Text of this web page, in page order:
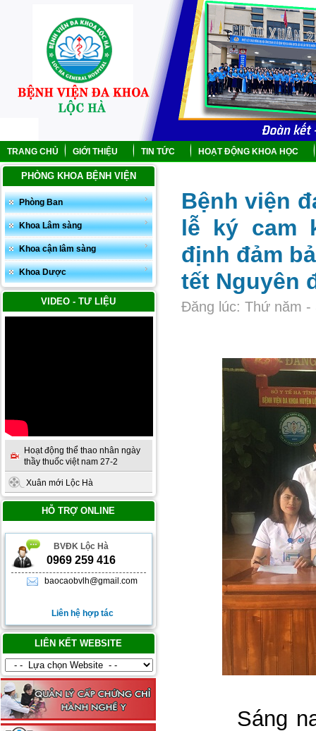
TRANG CHỦ GIỚI THIỆU TIN TỨC HOẠT ĐỘNG KHOA HỌC
PHÒNG KHOA BỆNH VIỆN
Phòng Ban
Khoa Lâm sàng
Khoa cận lâm sàng
Khoa Dược
VIDEO - TƯ LIỆU
Hoạt động thể thao nhân ngày
thầy thuốc việt nam 27-2
Xuân mới Lộc Hà
HỖ TRỢ ONLINE
BVĐK Lộc Hà
0969 259 416
baocaobvlh@gmail.com
Liên hệ hợp tác
LIÊN KẾT WEBSITE
Bệnh viện
lễ ký cam
định đảm
tết Nguyên
Đăng lúc: Thứ năm
Sáng nay